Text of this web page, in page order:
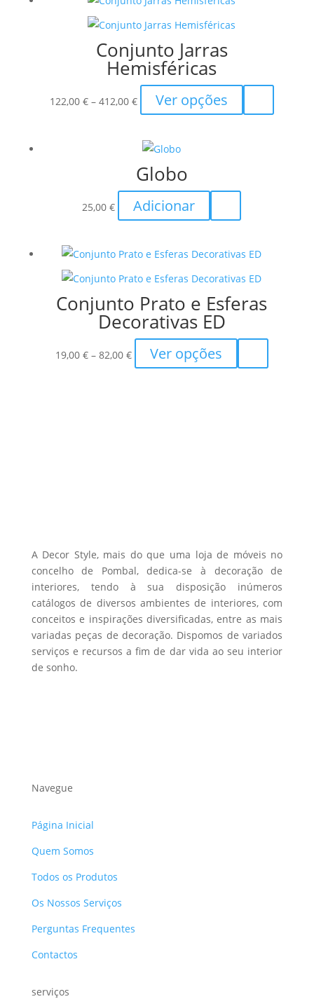
Conjunto Jarras
Hemisféricas
122,00 € – 412,00 €Price
range:
through
412,00 €
Ver opções
product
chosen
on
product
Globo
25,00€ Adicionar
Conjunto Prato e Esferas
Decorativas ED
19,00 € – 82,00 €Price
range:
Ver opções
product
the
product
page
A Decor Style, mais do que uma loja de móveis no
concelho de Pombal, dedica-se à decoração de
interiores, tendo à sua disposição inúmeros
catálogos de diversos ambientes de interiores, com
conceitos e inspirações diversificadas, entre as mais
variadas peças de decoração. Dispomos de variados
serviços e recursos a fim de dar vida ao seu interior
de sonho.
Navegue
Página Inicial
Quem Somos
Todos os Produtos
Os Nossos Serviços
Perguntas Frequentes
Contactos
serviços